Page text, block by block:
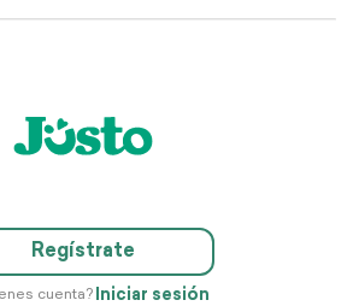
Regístrate
cuenta? Iniciar sesión